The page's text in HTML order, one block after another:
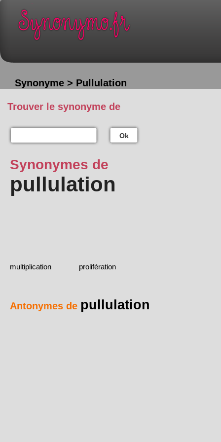
Synonyme > Pullulation
Trouver le synonyme de
Ok
Synonymes de
pullulation
multiplication prolifération
Antonymes de pullulation